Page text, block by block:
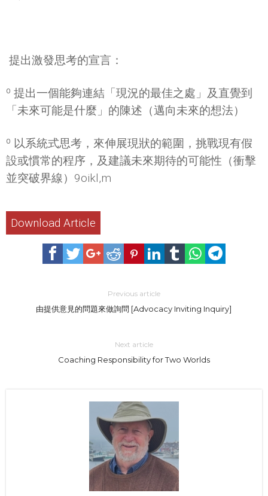
 提出激發思考的宣言：
º 提出一個能夠連結「現況的最佳之處」及直覺到
「未來可能是什麼」的陳述（邁向未來的想法）
º 以系統式思考，來伸展現狀的範圍，挑戰現有假
設或慣常的程序，及建議未來期待的可能性（衝擊
並突破界線）9oikl,m
Download Article
Previous article
由提供意見的問題來做詢問 [Advocacy Inviting Inquiry]
Next article
Coaching Responsibility for Two Worlds